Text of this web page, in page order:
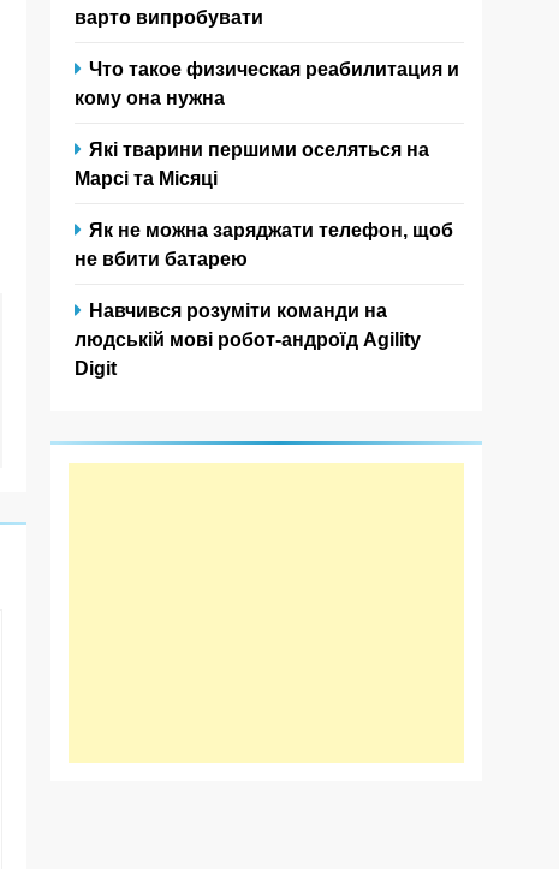
варто випробувати
Что такое физическая реабилитация и
кому она нужна
Які тварини першими оселяться на
Марсі та Місяці
Як не можна заряджати телефон, щоб
не вбити батарею
Навчився розуміти команди на
людській мові робот-андроїд Agility
Digit